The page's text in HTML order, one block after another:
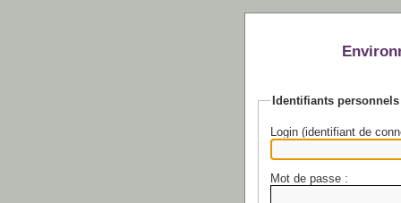
Identifiants personnels
Login (identifiant de
Mot de passe :